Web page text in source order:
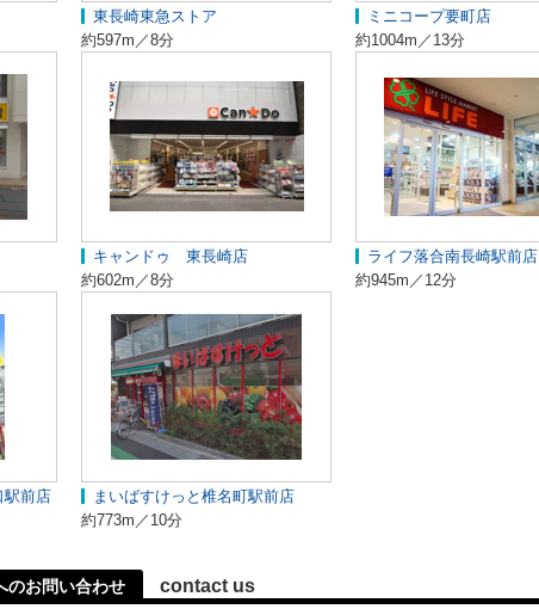
東長崎東急ストア
約597m／8分
ミニコープ要町店
約1004m／13分
キャンドゥ 東長崎店
約602m／8分
ライフ落合南長崎駅前店
約945m／12分
前店
まいばすけっと椎名町駅前店
約773m／10分
のお問い合わせ contact us